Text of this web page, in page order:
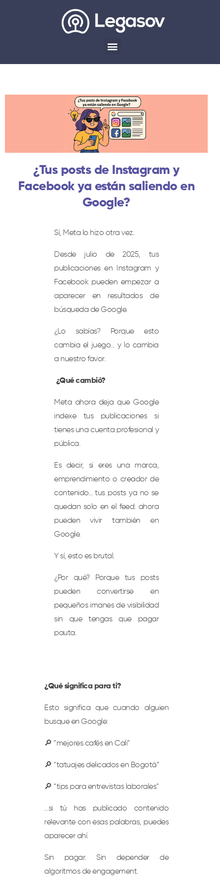
¿Tus posts de Instagram y
Facebook ya están saliendo en
Google?
Sí, Meta lo hizo otra vez.
Desde julio de 2025, tus
publicaciones en Instagram y
Facebook pueden empezar a
aparecer en resultados de
búsqueda de Google.
¿Lo sabías? Porque esto
cambia el juego… y lo cambia
a nuestro favor.
¿Qué cambió?
Meta ahora deja que Google
indexe tus publicaciones si
tienes una cuenta profesional y
pública.
Es decir, si eres una marca,
emprendimiento o creador de
contenido… tus posts ya no se
quedan solo en el feed: ahora
pueden vivir también en
Google.
Y sí, esto es brutal.
¿Por qué? Porque tus posts
pueden convertirse en
pequeños imanes de visibilidad
sin que tengas que pagar
pauta.
¿Qué significa para ti?
Esto significa que cuando alguien
busque en Google:
🔎 “mejores cafés en Cali”
🔎 “tatuajes delicados en Bogotá”
🔎 “tips para entrevistas laborales”
…si tú has publicado contenido
relevante con esas palabras, puedes
aparecer ahí.
Sin pagar. Sin depender de
algoritmos de engagement.